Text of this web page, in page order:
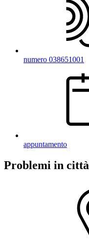
numero 038651001
appuntamento
Problemi in città